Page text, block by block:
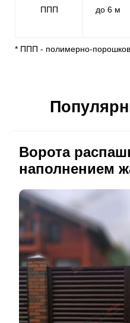
ППП до 6 м
* ППП - полимерно-
Ворота
наполнением